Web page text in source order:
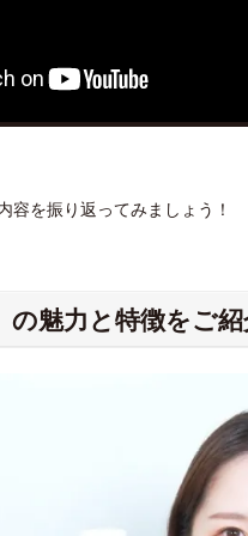
容を振り返ってみましょう！
の魅力と特徴をご